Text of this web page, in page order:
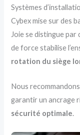
Systèmes
Cybex mise sur des
Joie se distingue
de force stabilise
rotation du siège
Nous
garantir un ancrage
sécurité optimale.